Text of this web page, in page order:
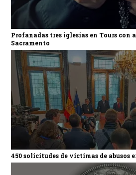
Profanadas tres iglesias en Tours con
Sacramento
450 solicitudes de víctimas de abusos